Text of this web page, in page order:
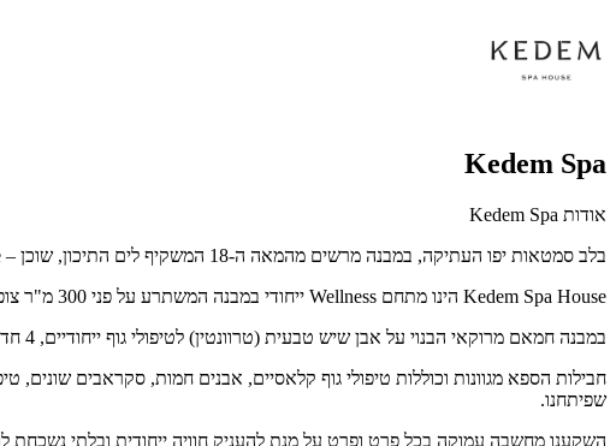
Kedem Spa
אודות Kedem Spa
בלב סמטאות יפו העתיקה, במבנה מרשים מהמאה ה-18 המשקיף לים התיכון, שוכן
–
Kedem Spa House הינו מתחם Wellness ייחודי במבנה המשתרע על פני 300 מ"ר צופה לחופי תל אביב, נמל יפו והעיר העתיקה.
במבנה חמאם מרוקאי הבנוי על אבן שיש טבעית (טרוונטין) לטיפולי גוף ייחודיים, 4 חדרי טיפול בחללים יפואים אותנטיים, מתחמי הירגעות מפנקים וגגות עם נוף עוצר נשימה.
חבילות הספא מגוונות וכוללות טיפולי גוף קלאסיים, אבנים חמות, סקראבים שונים,
שפיתחנו.
השקענו מחשבה עמוקה בכל פרט ופרט על מנת להעניק חוויה ייחודית ובלתי נשכחת